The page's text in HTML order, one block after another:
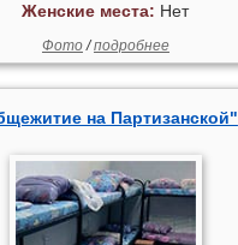
Женские места: Нет
Фото/подробнее
на Партизанской"